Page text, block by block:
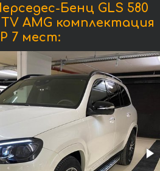
Бенц GLS 580
TV AMG комплектация
7 мест: